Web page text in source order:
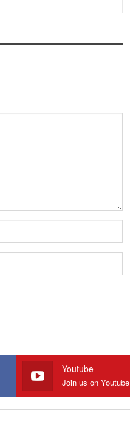
Youtube
Join us on Youtube